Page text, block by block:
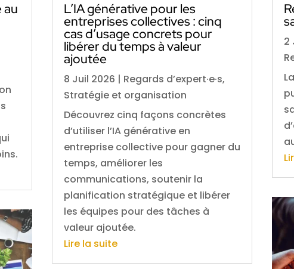
au L’IA générative pour les
entreprises collectives : cinq
cas d’usage concrets pour
libérer du temps à valeur
ajoutée
8 Juil 2026 | Regards d’expert·e·s,
Stratégie et organisation
Découvrez cinq façons concrètes
d’utiliser l’IA générative en
entreprise collective pour gagner du
temps, améliorer les
communications, soutenir la
planification stratégique et libérer
les équipes pour des tâches à
valeur ajoutée.
Lire la suite
2